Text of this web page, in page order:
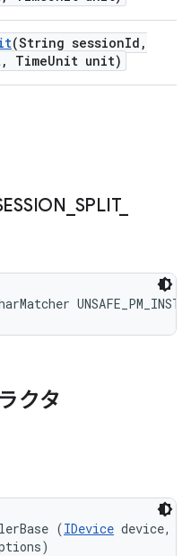
(String sessionId ,
, TimeUnit unit)
SPLIT_
クタ
(IDevice device,